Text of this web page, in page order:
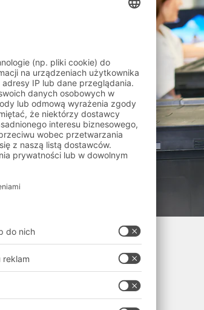
w użyciu w TU München